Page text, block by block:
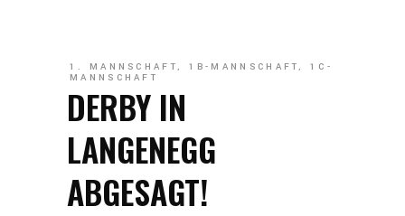
1. MANNSCHAFT, 1B-MANNSCHAFT,1C-
MANNSCHAFT
DERBY IN
LANGENEGG
ABGESAGT!